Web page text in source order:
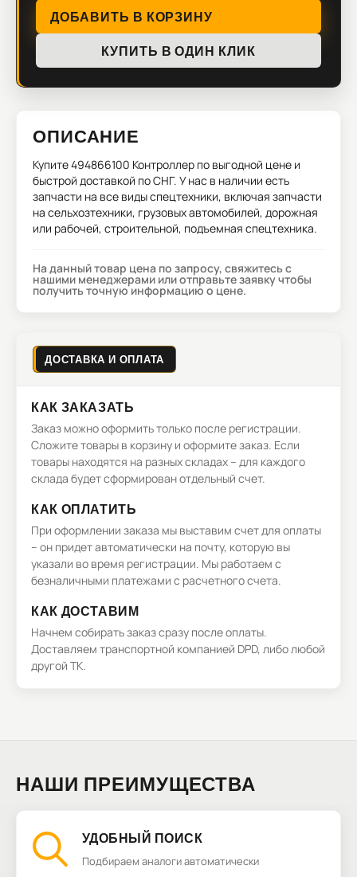
ДОБАВИТЬ В КОРЗИНУ
КУПИТЬ В ОДИН КЛИК
ОПИСАНИЕ
Купите494866100 Контроллер по выгодной цене и
быстрой доставкой по СНГ. У нас в наличии есть
запчасти на все виды спецтехники, включая запчасти
на сельхозтехники, грузовых автомобилей, дорожная
или рабочей, строительной, подъемная спецтехника.
На данный товар цена по запросу, свяжитесь с
нашими менеджерами или отправьте заявку чтобы
получить точную информацию о цене.
ДОСТАВКА И ОПЛАТА
КАК ЗАКАЗАТЬ
Заказ можно оформить только после регистрации.
Сложите товары в корзину и оформите заказ. Если
товары находятся на разных складах – для каждого
склада будет сформирован отдельный счет.
КАК ОПЛАТИТЬ
При оформлении заказа мы выставим счет для оплаты
– он придет автоматически на почту, которую вы
указали во время регистрации. Мы работаем с
безналичными платежами с расчетного счета.
КАК ДОСТАВИМ
Начнем собирать заказ сразу после оплаты.
Доставляем транспортной компанией DPD, либо любой
другой ТК.
НАШИ ПРЕИМУЩЕСТВА
УДОБНЫЙ ПОИСК
Подбираем аналоги автоматически